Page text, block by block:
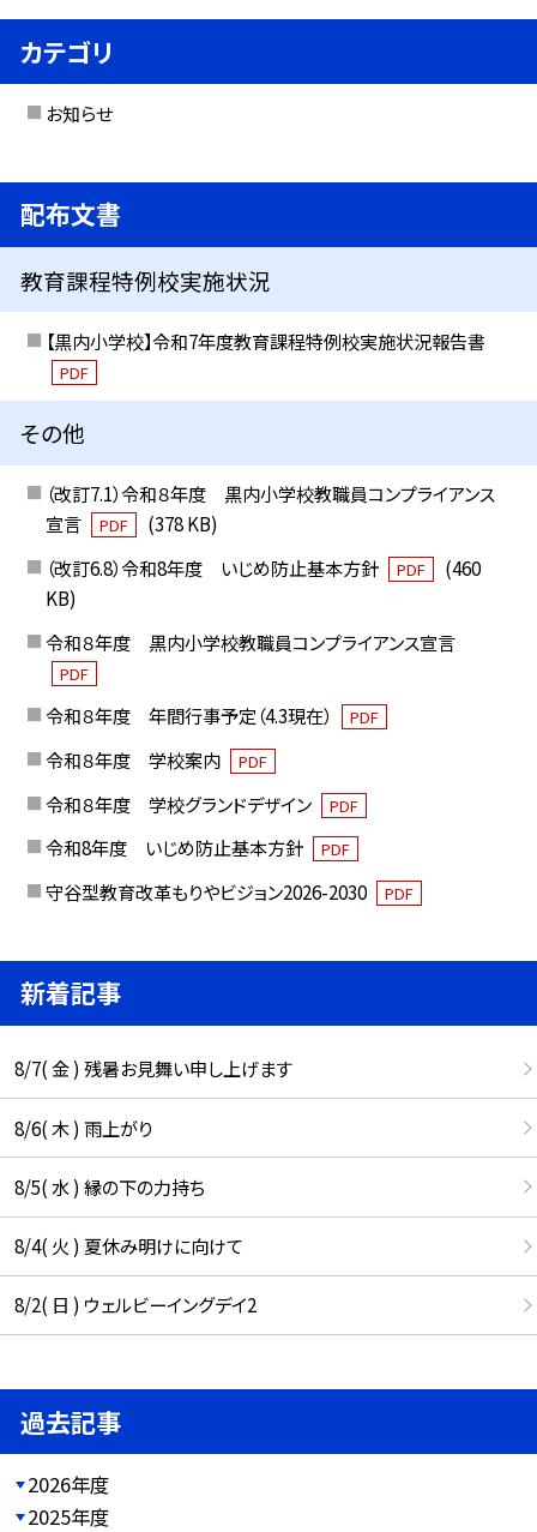
カテゴリ
お知らせ
配布文書
教育課程特例校実施状況
【黒内小学校】令和7年度教育課程特例校実施状況報告書
PDF
その他
（改訂7.1）令和８年度 黒内小学校教職員コンプライアンス
宣言
PDF
(378 KB)
（改訂6.8）令和8年度 いじめ防止基本方針
PDF
(460
KB)
令和８年度 黒内小学校教職員コンプライアンス宣言
PDF
令和８年度 年間行事予定（4.3現在） PDF
令和８年度 学校案内 PDF
令和８年度 学校グランドデザイン PDF
令和8年度 いじめ防止基本方針 PDF
守谷型教育改革もりやビジョン2026-2030 PDF
新着記事
8/7( 金 ) 残暑お見舞い申し上げます
8/6( 木 ) 雨上がり
8/5( 水 ) 縁の下の力持ち
8/4( 火 ) 夏休み明けに向けて
8/2( 日 ) ウェルビーイングデイ2
過去記事
2026年度
2025年度